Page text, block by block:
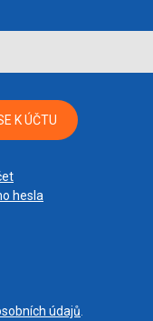
hesla
údajů